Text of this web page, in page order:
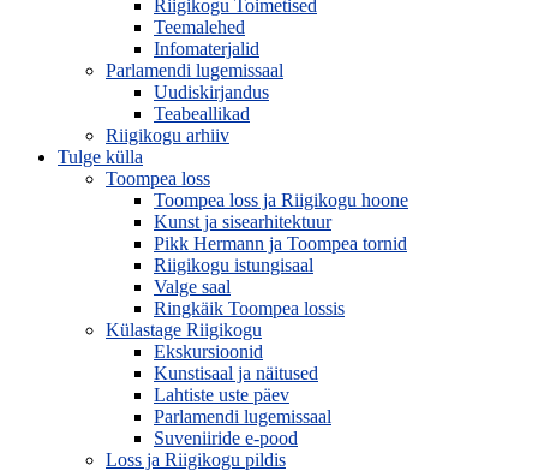
Riigikogu Toimetised
Teemalehed
Infomaterjalid
Parlamendi lugemissaal
Uudiskirjandus
Teabeallikad
Riigikogu arhiiv
Tulge külla
Toompea loss
Toompea loss ja Riigikogu hoone
Kunst ja sisearhitektuur
Pikk Hermann ja Toompea tornid
Riigikogu istungisaal
Valge saal
Ringkäik Toompea lossis
Külastage Riigikogu
Ekskursioonid
Kunstisaal ja näitused
Lahtiste uste päev
Parlamendi lugemissaal
Suveniiride e-pood
Loss ja Riigikogu pildis